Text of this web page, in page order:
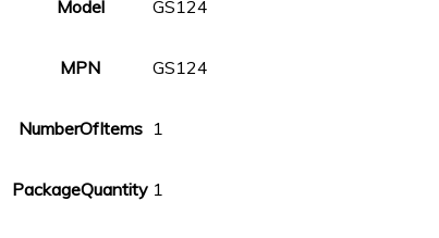
Model GS124
MPN GS124
NumberOfItems 1
PackageQuantity 1